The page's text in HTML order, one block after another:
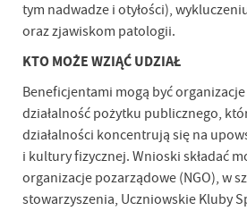
tym nadwadze i otyłości),
oraz zjawiskom patologii.
KTO MOŻE WZIĄĆ UDZIAŁ
Beneficjentami mogą być
działalność pożytku publicznego,
działalności koncentrują się na
i kultury fizycznej. Wnioski składać
organizacje pozarządowe (NGO), w
stowarzyszenia, Uczniowskie Kluby